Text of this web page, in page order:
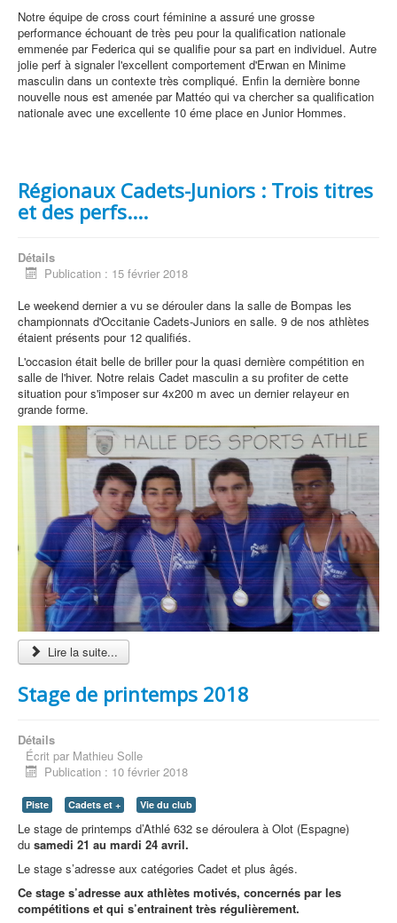
Notre équipe de cross court féminine a assuré une grosse
performance échouant de très peu pour la qualification nationale
emmenée par Federica qui se qualifie pour sa part en individuel. Autre
jolie perf à signaler l'excellent comportement d'Erwan en Minime
masculin dans un contexte très compliqué. Enfin la dernière bonne
nouvelle nous est amenée par Mattéo qui va chercher sa qualification
nationale avec une excellente 10 éme place en Junior Hommes.
Régionaux Cadets-Juniors : Trois titres
et des perfs....
Détails
Publication : 15 février 2018
Le weekend dernier a vu se dérouler dans la salle de Bompas les
championnats d'Occitanie Cadets-Juniors en salle. 9 de nos athlètes
étaient présents pour 12 qualifiés.
L'occasion était belle de briller pour la quasi dernière compétition en
salle de l'hiver. Notre relais Cadet masculin a su profiter de cette
situation pour s'imposer sur 4x200 m avec un dernier relayeur en
grande forme.
Lire la suite...
Stage de printemps 2018
Détails
Écrit par Mathieu Solle
Publication : 10 février 2018
Piste Cadets et + Vie du club
Le stage de printemps d’Athlé 632 se déroulera à Olot (Espagne)
du samedi 21 au mardi 24 avril.
Le stage s’adresse aux catégories Cadet et plus âgés.
Ce stage s’adresse aux athlètes motivés, concernés par les
compétitions et qui s’entrainent très régulièrement.